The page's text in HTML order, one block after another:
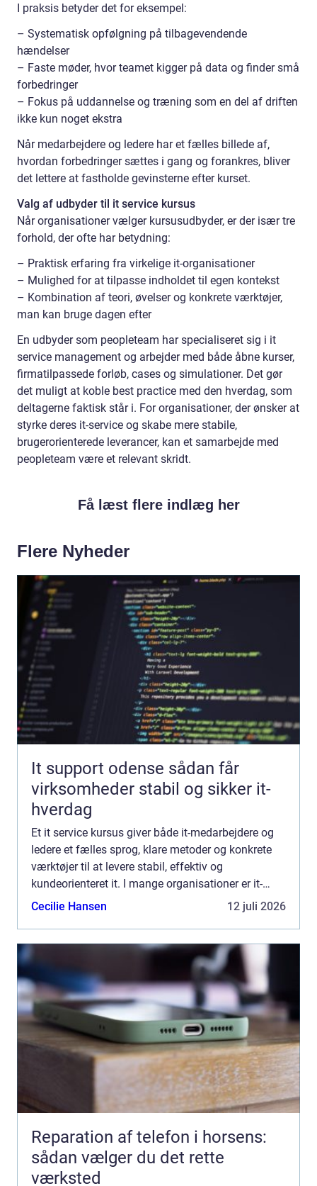
I praksis betyder det for eksempel:
– Systematisk opfølgning på tilbagevendende
hændelser
– Faste møder, hvor teamet kigger på data og finder små
forbedringer
– Fokus på uddannelse og træning som en del af driften
ikke kun noget ekstra
Når medarbejdere og ledere har et fælles billede af,
hvordan forbedringer sættes i gang og forankres, bliver
det lettere at fastholde gevinsterne efter kurset.
Valg af udbyder til it service kursus
Når organisationer vælger kursusudbyder, er der især tre
forhold, der ofte har betydning:
– Praktisk erfaring fra virkelige it-organisationer
– Mulighed for at tilpasse indholdet til egen kontekst
– Kombination af teori, øvelser og konkrete værktøjer,
man kan bruge dagen efter
En udbyder som peopleteam har specialiseret sig i it
service management og arbejder med både åbne kurser,
firmatilpassede forløb, cases og simulationer. Det gør
det muligt at koble best practice med den hverdag, som
deltagerne faktisk står i. For organisationer, der ønsker at
styrke deres it-service og skabe mere stabile,
brugerorienterede leverancer, kan et samarbejde med
peopleteam være et relevant skridt.
Få læst flere indlæg her
Flere Nyheder
It support odense sådan får
virksomheder stabil og sikker it-
hverdag
Et it service kursus giver både it-medarbejdere og
ledere et fælles sprog, klare metoder og konkrete
værktøjer til at levere stabil, effektiv og
kundeorienteret it. I mange organisationer er it-
hverdagen præget af afbrydelser, brandslukning og
Cecilie Hansen 12 juli 2026
Reparation af telefon i horsens:
sådan vælger du det rette
værksted